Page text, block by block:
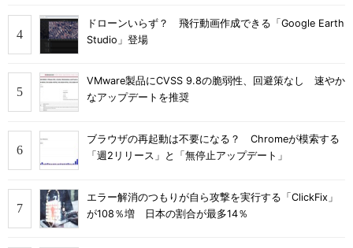
ドローンいらず？ 飛行動画作成できる「Google Earth
Studio」登場
VMware製品にCVSS 9.8の脆弱性、回避策なし 速やか
なアップデートを推奨
ブラウザの再起動は不要になる？ Chromeが模索する
「週2リリース」と「無停止アップデート」
エラー解消のつもりが自ら攻撃を実行する「ClickFix」
が108％増 日本の割合が最多14％